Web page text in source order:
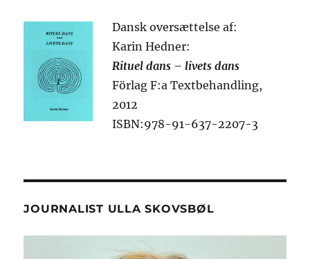
Dansk oversættelse af:
Karin Hedner:
Rituel dans – livets dans
Förlag F:a Textbehandling,
2012
ISBN:978-91-637-2207-3
JOURNALIST ULLA SKOVSBØL